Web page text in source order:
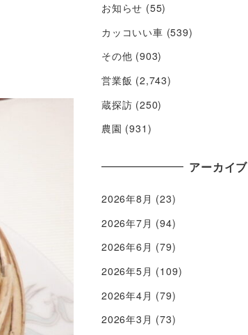
お知らせ (55)
カッコいい車 (539)
その他 (903)
営業飯 (2,743)
蔵探訪 (250)
農園 (931)
アーカイブ
2026年8月 (23)
2026年7月 (94)
2026年6月 (79)
2026年5月 (109)
2026年4月 (79)
2026年3月 (73)